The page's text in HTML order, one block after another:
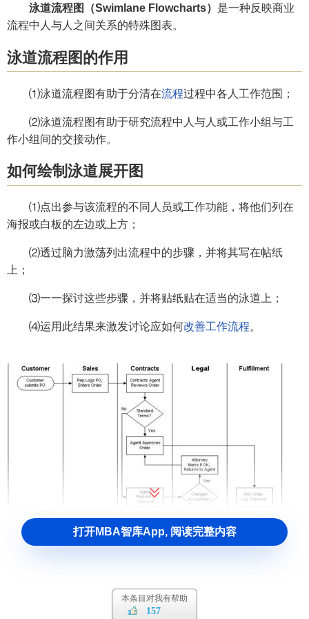
泳道流程图（Swimlane Flowcharts） 是一种反映商业
流程中人与人之间关系的特殊图表。
泳道流程图的作用
⑴泳道流程图有助于分清在流程过程中各人工作范围；
⑵泳道流程图有助于研究流程中人与人或工作小组与工
作小组间的交接动作。
如何绘制泳道展开图
⑴点出参与该流程的不同人员或工作功能，将他们列在
海报或白板的左边或上方；
⑵透过脑力激荡列出流程中的步骤，并将其写在帖纸
上；
⑶一一探讨这些步骤，并将贴纸贴在适当的泳道上；
⑷运用此结果来激发讨论应如何改善工作流程。
打开MBA智库App, 阅读完整内容
本条目对我有帮助
157